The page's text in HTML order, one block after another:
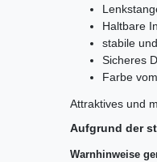
Haltbare
stabile
Sicheres
Farbe
Attraktives und
Aufgrund der
Warnhinweise